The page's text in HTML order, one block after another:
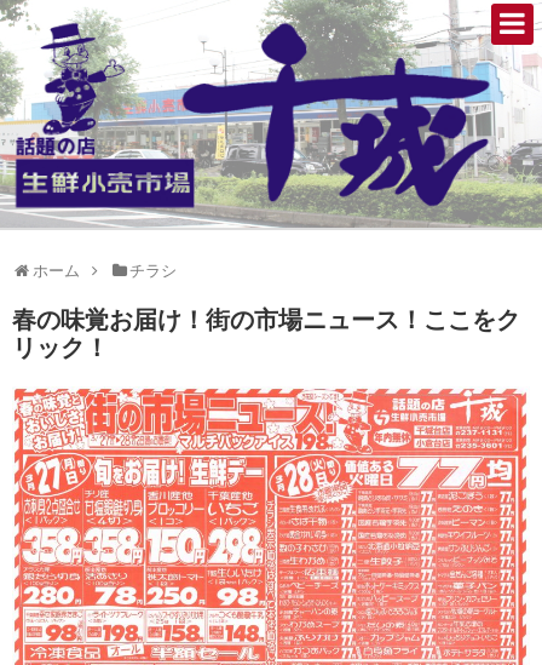
ホーム チラシ
春の味覚お届け！街の市場ニュース！ここをク
リック！